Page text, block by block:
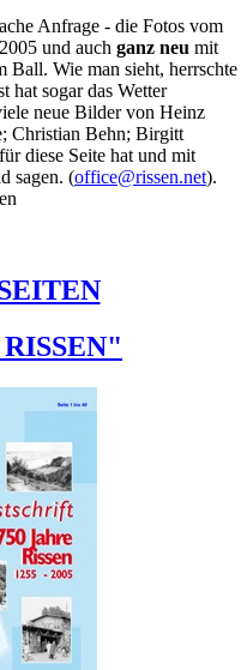
Anfrage - die Fotos vom
und auch ganz neu mit
Wie man sieht, herrschte
hat sogar das Wetter
neue Bilder von Heinz
Christian Behn; Birgitt
diese Seite hat und mit
sagen. (office@rissen.net).